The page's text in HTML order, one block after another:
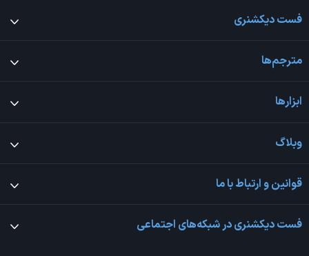
فست دیکشنری
مترجم‌ها
ابزارها
وبلاگ
قوانین و ارتباط با ما
فست دیکشنری در شبکه‌های اجتماعی